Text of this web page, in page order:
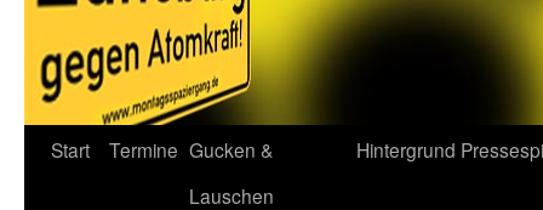
Start Termine Gucken &
Lauschen
Hintergrund